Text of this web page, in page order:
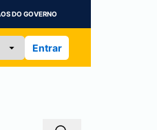
DO GOVERNO
Entrar